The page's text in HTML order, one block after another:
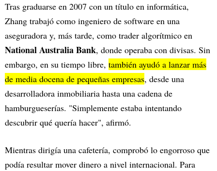
Tras graduarse en 2007 con un título en informática,
Zhang trabajó como ingeniero de software en una
aseguradora y, más tarde, como trader algorítmico en
National Australia Bank, donde operaba con divisas. Sin
embargo, en su tiempo libre, también ayudó a lanzar más
de media docena de pequeñas empresas, desde una
desarrolladora inmobiliaria hasta una cadena de
hamburgueserías. "Simplemente estaba intentando
descubrir qué quería hacer", afirmó.
Mientras dirigía una cafetería, comprobó lo engorroso que
podía resultar mover dinero a nivel internacional. Para